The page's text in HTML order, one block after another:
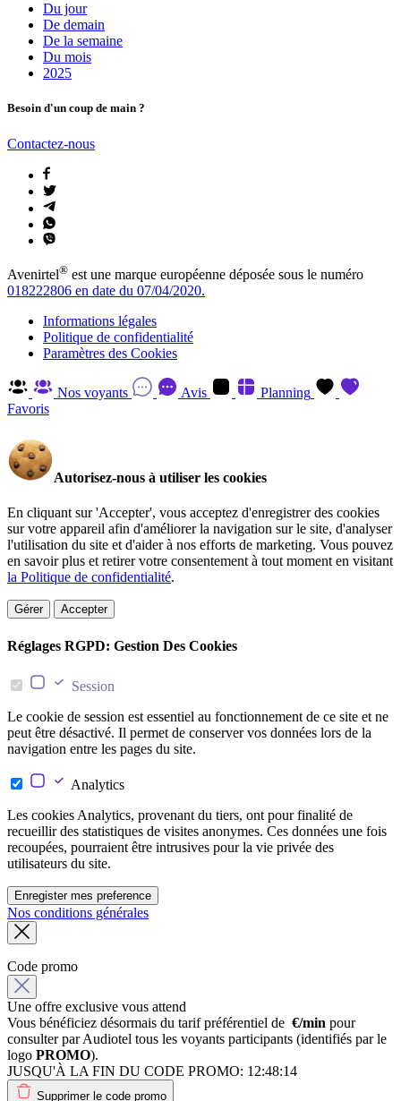
Du jour
De demain
De la semaine
Du mois
2025
Besoin d'un coup de main ?
Contactez-nous
Avenirtel® est une marque européenne déposée sous le numéro
018222806 en date du 07/04/2020.
Informations légales
Politique de confidentialité
Paramètres des Cookies
Nos voyants Avis
Planning
Favoris
Autorisez-nous à utiliser les cookies
En cliquant sur 'Accepter', vous acceptez d'enregistrer des cookies
sur votre appareil afin d'améliorer la navigation sur le site, d'analyser
l'utilisation du site et d'aider à nos efforts de marketing. Vous pouvez
en savoir plus et retirer votre consentement à tout moment en visitant
la Politique de confidentialité.
Gérer Accepter
Réglages RGPD: Gestion Des Cookies
Session
Le cookie de session est essentiel au fonctionnement de ce site et ne
peut être désactivé. Il permet de conserver vos données lors de la
navigation entre les pages du site.
Analytics
Les cookies Analytics, provenant du tiers, ont pour finalité de
recueillir des statistiques de visites anonymes. Ces données une fois
recoupées, pourraient être intrusives pour la vie privée des
utilisateurs du site.
Enregister mes preference
Nos conditions générales
Code promo
Une offre exclusive vous attend
Vous bénéficiez désormais du tarif préférentiel de €/min pour
consulter par Audiotel tous les voyants participants (identifiés par le
logo PROMO).
JUSQU'À LA FIN DU CODE PROMO: 12:48:14
Supprimer le code promo